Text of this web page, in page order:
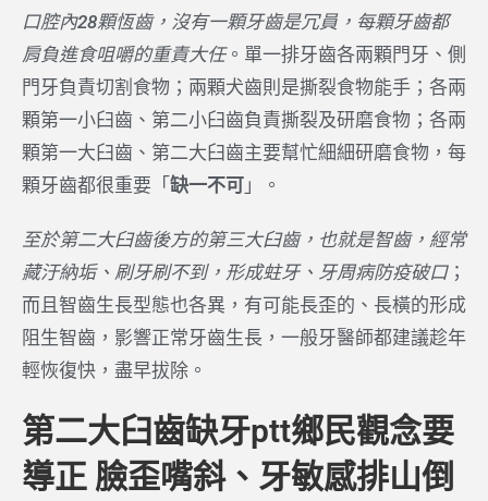
口腔內28顆恆齒，沒有一顆牙齒是冗員，每顆牙齒都
肩負進食咀嚼的重責大任。單一排牙齒各兩顆門牙、側
門牙負責切割食物；兩顆犬齒則是撕裂食物能手；各兩
顆第一小臼齒、第二小臼齒負責撕裂及研磨食物；各兩
顆第一大臼齒、第二大臼齒主要幫忙細細研磨食物，每
顆牙齒都很重要「缺一不可 」。
至於第二大臼齒後方的第三大臼齒，也就是智齒，經常
藏汙納垢、刷牙刷不到，形成蛀牙、牙周病防疫破口；
而且智齒生長型態也各異，有可能長歪的、長橫的形成
阻生智齒，影響正常牙齒生長，一般牙醫師都建議趁年
輕恢復快，盡早拔除。
第二大臼齒缺牙ptt鄉民觀念要
導正 臉歪嘴斜、牙敏感排山倒